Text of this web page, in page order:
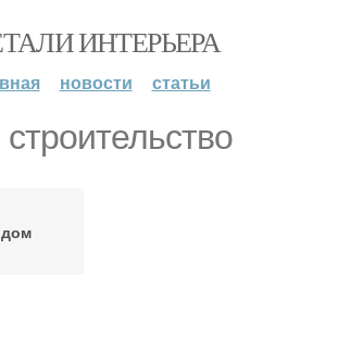
ИНТЕРЬЕРА
новости статьи